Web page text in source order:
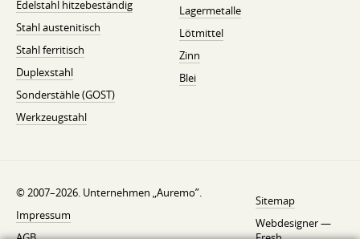
Edelstahl hitzebeständig
Stahl austenitisch
Stahl ferritisch
Duplexstahl
Sonderstähle (GOST)
Werkzeugstahl
Lagermetalle
Lötmittel
Zinn
Blei
© 2007–2026. Unternehmen „Auremo”.
Impressum
AGB
Sitemap
Webdesigner —
Fresh